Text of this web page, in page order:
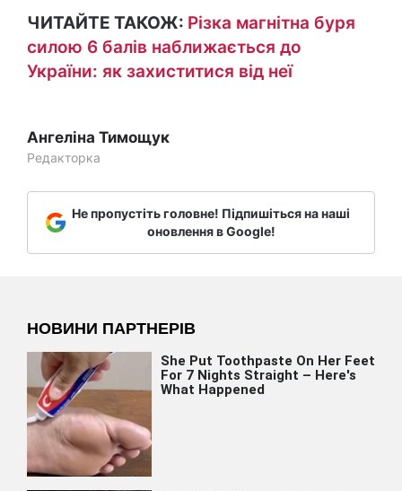
ЧИТАЙТЕ ТАКОЖ: Різка магнітна буря
силою 6 балів наближається до
України: як захиститися від неї
Ангеліна Тимощук
Редакторка
Не пропустіть головне! Підпишіться на наші
оновлення в Google!